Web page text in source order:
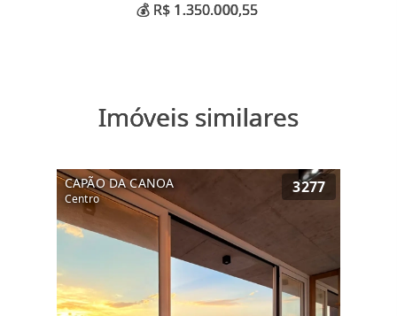
Imóveis similares
CAPÃO DA CANOA
Centro
3277